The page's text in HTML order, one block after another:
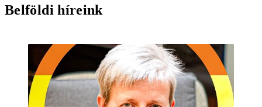
Belföldi híreink